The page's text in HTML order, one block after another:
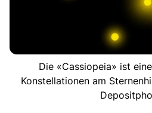
Die «Cassiopeia» ist
Konstellationen am